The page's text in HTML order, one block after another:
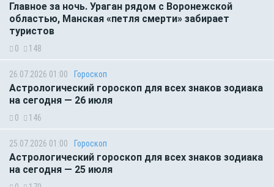
Главное за ночь. Ураган рядом с Воронежской
областью, Манская «петля смерти» забирает
туристов
0 148
26.07.2026 01:00 Гороскоп
Астрологический гороскоп для всех знаков зодиака
на сегодня — 26 июля
0 146
25.07.2026 01:00 Гороскоп
Астрологический гороскоп для всех знаков зодиака
на сегодня — 25 июля